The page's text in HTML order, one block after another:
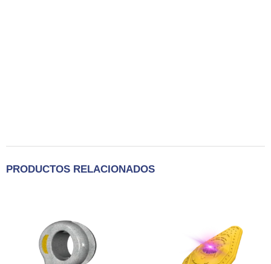
PRODUCTOS RELACIONADOS